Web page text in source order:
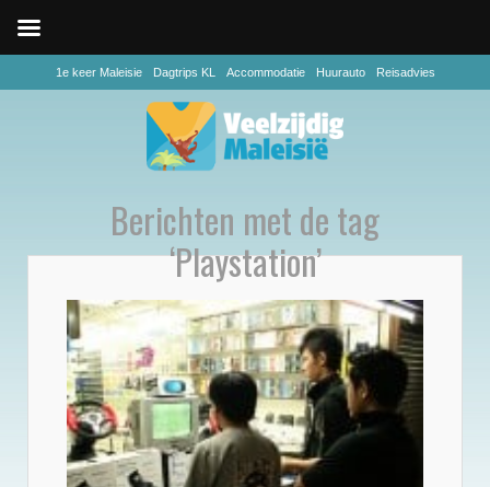
1e keer Maleisie Dagtrips KL Accommodatie Huurauto Reisadvies
Berichten met de tag
‘Playstation’